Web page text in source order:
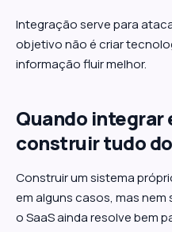
Integração serve para
objetivo não é criar
informação fluir melhor.
Quando integrar
construir tudo
Construir um sistema
em alguns casos, mas nem
o SaaS ainda resolve bem